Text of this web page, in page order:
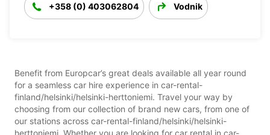
+358 (0) 403062804 Vodnik
Benefit from Europcar’s great deals available all year round
for a seamless car hire experience in car-rental-
finland/helsinki/helsinki-herttoniemi. Travel your way by
choosing from our collection of brand new cars, from one of
our stations across car-rental-finland/helsinki/helsinki-
herttoniemi. Whether you are looking for car rental in car-